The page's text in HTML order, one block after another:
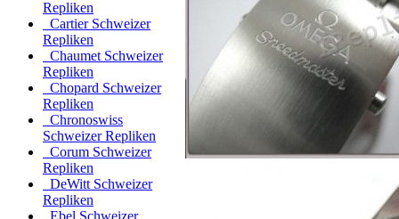
Repliken
Cartier Schweizer
Repliken
Chaumet Schweizer
Repliken
Chopard Schweizer
Repliken
Chronoswiss
Schweizer Repliken
Corum Schweizer
Repliken
DeWitt Schweizer
Repliken